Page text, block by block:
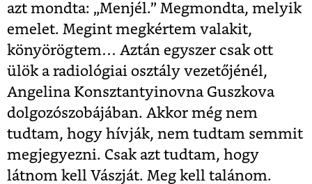
azt mondta: „Menjél.” Megmondta, melyik
emelet. Megint megkértem valakit,
könyörögtem… Aztán egyszer csak ott
ülök a radiológiai osztály vezetőjénél,
Angelina Konsztantyinovna Guszkova
dolgozószobájában. Akkor még nem
tudtam, hogy hívják, nem tudtam semmit
megjegyezni. Csak azt tudtam, hogy
látnom kell Vászját. Meg kell talánom.